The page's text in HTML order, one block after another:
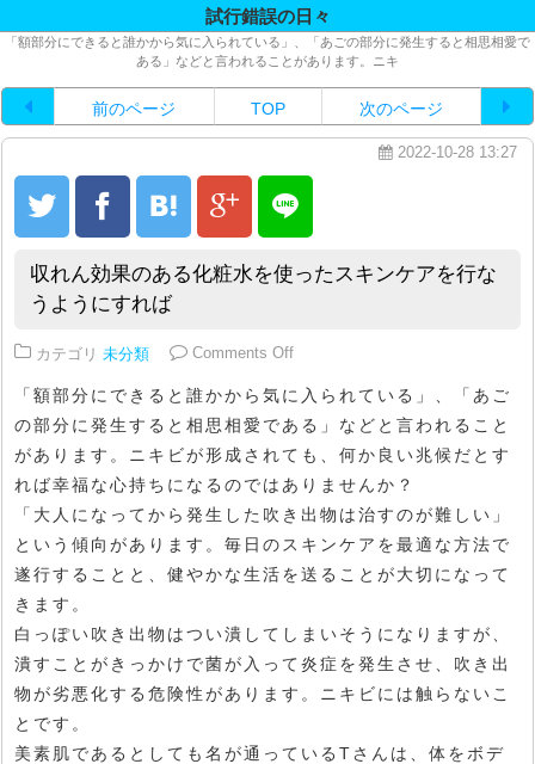
試行錯誤の日々
「額部分にできると誰かから気に入られている」、「あごの部分に発生すると相思相愛で
ある」などと言われることがあります。ニキ
前のページ TOP 次のページ
2022-10-28 13:27
収れん効果のある化粧水を使ったスキンケアを行な
うようにすれば
カテゴリ 未分類 Comments Offon 収れん効果のある化粧水を使
「額部分にできると誰かから気に入られている」、「あご
の部分に発生すると相思相愛である」などと言われること
があります。ニキビが形成されても、何か良い兆候だとす
れば幸福な心持ちになるのではありませんか？
「大人になってから発生した吹き出物は治すのが難しい」
という傾向があります。毎日のスキンケアを最適な方法で
遂行することと、健やかな生活を送ることが大切になって
きます。
白っぽい吹き出物はつい潰してしまいそうになりますが、
潰すことがきっかけで菌が入って炎症を発生させ、吹き出
物が劣悪化する危険性があります。ニキビには触らないこ
とです。
美素肌であるとしても名が通っているTさんは、体をボデ